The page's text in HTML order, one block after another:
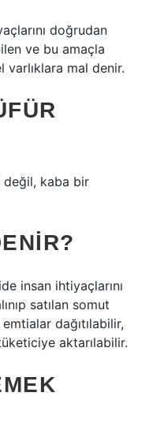
doğrudan
ve bu amaçla
varlıklara mal denir.
değil, kaba bir
insan ihtiyaçlarını
satılan somut
dağıtılabilir,
aktarılabilir.